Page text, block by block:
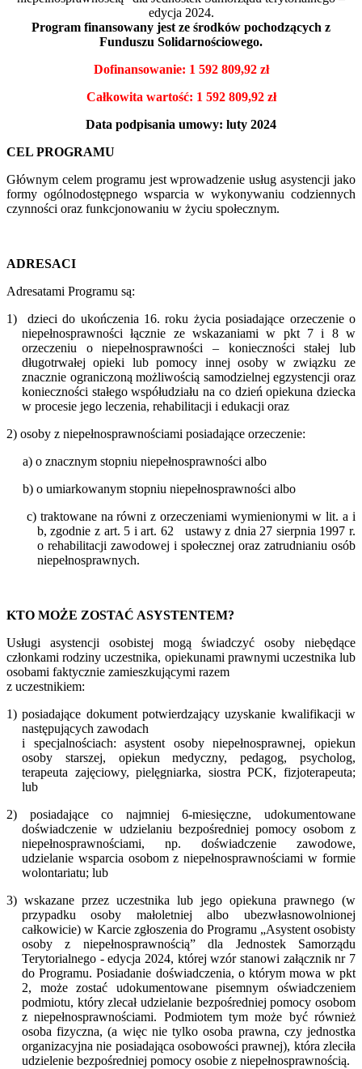
edycja 2024.
Program finansowany jest ze środków pochodzących z
Funduszu Solidarnościowego.
Dofinansowanie: 1 592 809,92 zł
Całkowita wartość: 1 592 809,92 zł
Data podpisania umowy: luty 2024
CEL PROGRAMU
Głównym celem programu jest wprowadzenie usług asystencji jako
formy ogólnodostępnego wsparcia w wykonywaniu codziennych
czynności oraz funkcjonowaniu w życiu społecznym.
ADRESACI
Adresatami Programu są:
1)
dzieci do ukończenia 16. roku życia posiadające orzeczenie o
niepełnosprawności łącznie ze wskazaniami w pkt 7 i 8 w
orzeczeniu o niepełnosprawności – konieczności stałej lub
długotrwałej opieki lub pomocy innej osoby w związku ze
znacznie ograniczoną możliwością samodzielnej egzystencji oraz
konieczności stałego współudziału na co dzień opiekuna dziecka
w procesie jego leczenia, rehabilitacji i edukacji oraz
2) osoby z niepełnosprawnościami posiadające orzeczenie:
a) o znacznym stopniu niepełnosprawności albo
b) o umiarkowanym stopniu niepełnosprawności albo
c) traktowane na równi z orzeczeniami wymienionymi w lit. a i
b, zgodnie z art. 5 i art. 62
ustawy z dnia 27 sierpnia 1997 r.
o rehabilitacji zawodowej i społecznej oraz zatrudnianiu osób
niepełnosprawnych.
KTO MOŻE ZOSTAĆ ASYSTENTEM?
Usługi asystencji osobistej mogą świadczyć osoby niebędące
członkami rodziny uczestnika, opiekunami prawnymi uczestnika lub
osobami faktycznie zamieszkującymi razem
z uczestnikiem:
1) posiadające dokument potwierdzający uzyskanie kwalifikacji w
następujących zawodach
i specjalnościach: asystent osoby niepełnosprawnej, opiekun
osoby starszej, opiekun medyczny, pedagog, psycholog,
terapeuta zajęciowy, pielęgniarka, siostra PCK, fizjoterapeuta;
lub
2) posiadające co najmniej 6-miesięczne, udokumentowane
doświadczenie w udzielaniu bezpośredniej pomocy osobom z
niepełnosprawnościami, np. doświadczenie zawodowe,
udzielanie wsparcia osobom z niepełnosprawnościami w formie
wolontariatu; lub
3) wskazane przez uczestnika lub jego opiekuna prawnego (w
przypadku osoby małoletniej albo ubezwłasnowolnionej
całkowicie) w Karcie zgłoszenia do Programu „Asystent osobisty
osoby z niepełnosprawnością” dla Jednostek Samorządu
Terytorialnego - edycja 2024, której wzór stanowi załącznik nr 7
do Programu. Posiadanie doświadczenia, o którym mowa w pkt
2, może zostać udokumentowane pisemnym oświadczeniem
podmiotu, który zlecał udzielanie bezpośredniej pomocy osobom
z niepełnosprawnościami. Podmiotem tym może być również
osoba fizyczna, (a więc nie tylko osoba prawna, czy jednostka
organizacyjna nie posiadająca osobowości prawnej), która zleciła
udzielenie bezpośredniej pomocy osobie z niepełnosprawnością.